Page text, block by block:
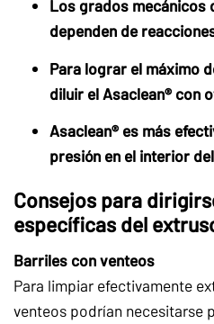
Los grados mecánicos
dependen de
Para lograr el máximo
diluir el Asaclean® con
Asaclean® es más
presión en el interior
Consejos para
específicas del
Barriles con venteos
Para limpiar efectivamente
venteos podrían necesitarse